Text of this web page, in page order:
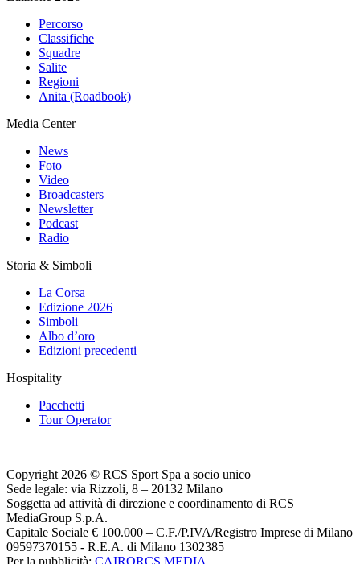
Percorso
Classifiche
Squadre
Salite
Regioni
Anita (Roadbook)
Media Center
News
Foto
Video
Broadcasters
Newsletter
Podcast
Radio
Storia & Simboli
La Corsa
Edizione 2026
Simboli
Albo d’oro
Edizioni precedenti
Hospitality
Pacchetti
Tour Operator
Copyright 2026 © RCS Sport Spa a socio unico
Sede legale: via Rizzoli, 8 – 20132 Milano
Soggetta ad attività di direzione e coordinamento di RCS
MediaGroup S.p.A.
Capitale Sociale € 100.000 – C.F./P.IVA/Registro Imprese di Milano
09597370155 - R.E.A. di Milano 1302385
Per la pubblicità: CAIRORCS MEDIA